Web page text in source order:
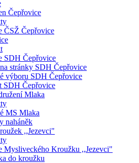
Čepřovice
ČSŽ Čepřovice
SDH Čepřovice
stránky SDH Čepřovice
výboru SDH Čepřovice
SDH Čepřovice
Mlaka
MS Mlaka
naháněk
,,Jezevci"
Mysliveckého Kroužku ,,Jezevci"
do kroužku